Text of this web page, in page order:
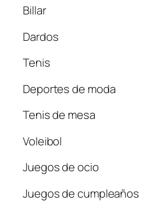
Billar
Dardos
Tenis
Deportes de moda
Tenis de mesa
Voleibol
Juegos de ocio
Juegos de cumpleaños